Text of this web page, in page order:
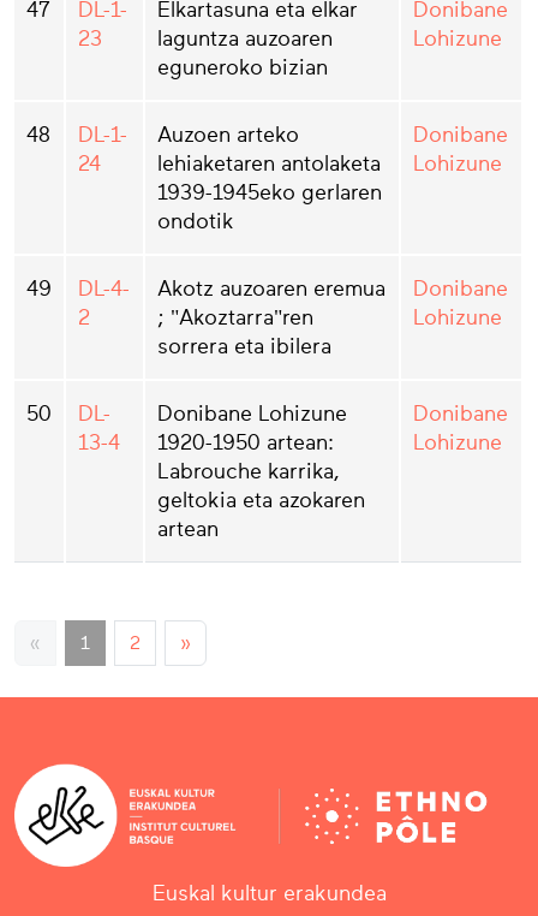
47
DL-1-
23
Elkartasuna eta elkar
laguntza auzoaren
eguneroko bizian
Donibane
Lohizune
48
DL-1-
24
Auzoen arteko
lehiaketaren antolaketa
1939-1945eko gerlaren
ondotik
Donibane
Lohizune
49
DL-4-
2
Akotz auzoaren eremua
; "Akoztarra"ren
sorrera eta ibilera
Donibane
Lohizune
50
DL-
13-4
Donibane Lohizune
1920-1950 artean:
Labrouche karrika,
geltokia eta azokaren
artean
Donibane
Lohizune
« 1 2 »
Euskal kultur erakundea